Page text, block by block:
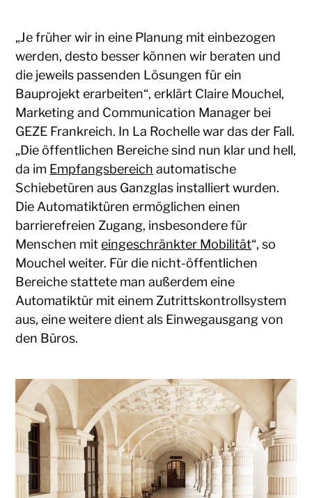
„Je früher wir in eine Planung mit einbezogen
werden, desto besser können wir beraten und
die jeweils passenden Lösungen für ein
Bauprojekt erarbeiten“, erklärt Claire Mouchel,
Marketing and Communication Manager bei
GEZE Frankreich. In La Rochelle war das der Fall.
„Die öffentlichen Bereiche sind nun klar und hell,
da im Empfangsbereich automatische
Schiebetüren aus Ganzglas installiert wurden.
Die Automatiktüren ermöglichen einen
barrierefreien Zugang, insbesondere für
Menschen miteingeschränkter Mobilität“, so
Mouchel weiter. Für die nicht-öffentlichen
Bereiche stattete man außerdem eine
Automatiktür mit einem Zutrittskontrollsystem
aus, eine weitere dient als Einwegausgang von
den Büros.